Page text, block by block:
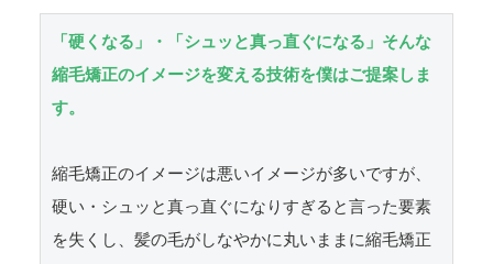
「硬くなる」・「シュッと真っ直ぐになる」そんな
縮毛矯正のイメージを変える技術を僕はご提案しま
す。
縮毛矯正のイメージは悪いイメージが多いですが、
硬い・シュッと真っ直ぐになりすぎると言った要素
を失くし、髪の毛がしなやかに丸いままに縮毛矯正